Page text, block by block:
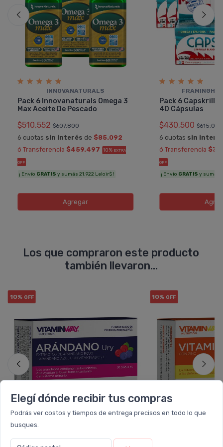
Elegí dónde recibir tus compras
Podrás ver costos y tiempos de entrega precisos en todo lo que
busques.
INNOVANATURALS
Pack 6 Innovanaturals Omega 3
Max Aceite De Pescado
$510.552 $607.800
6 cuotas sin interés de $85.092
ó Transferencia $459.497 10% EXTRA
OFF
¡ Envío GRATIS y sumás 21.922 Leloir$ !
Agregar
Pack 6 Capskrill
40 Cápsulas
$430.500 $615.000
6 cuotas sin
ó Transferencia
OFF
¡ Envío GRATIS y sumás
Los que compraron este producto
también llevaron...
10% OFF 10% OFF